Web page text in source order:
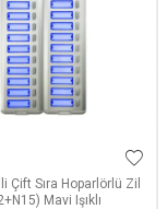
Çift Sıra Hoparlörlü Zil
Mavi Işıklı